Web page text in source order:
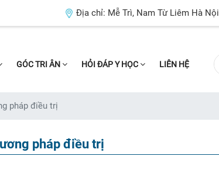
Địa chỉ: Mễ Trì, Nam Từ Liêm Hà Nội
GÓC TRI ÂN HỎI ĐÁP Y HỌC LIÊN HỆ
pháp điều trị
pháp điều trị